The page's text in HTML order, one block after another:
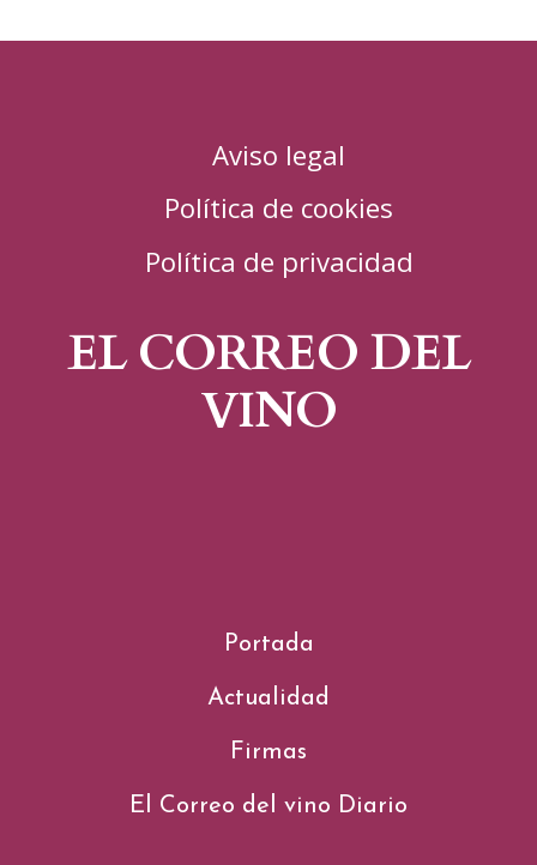
Aviso legal
Política de cookies
Política de privacidad
EL CORREO DEL
VINO
Portada
Actualidad
Firmas
El Correo del vino Diario